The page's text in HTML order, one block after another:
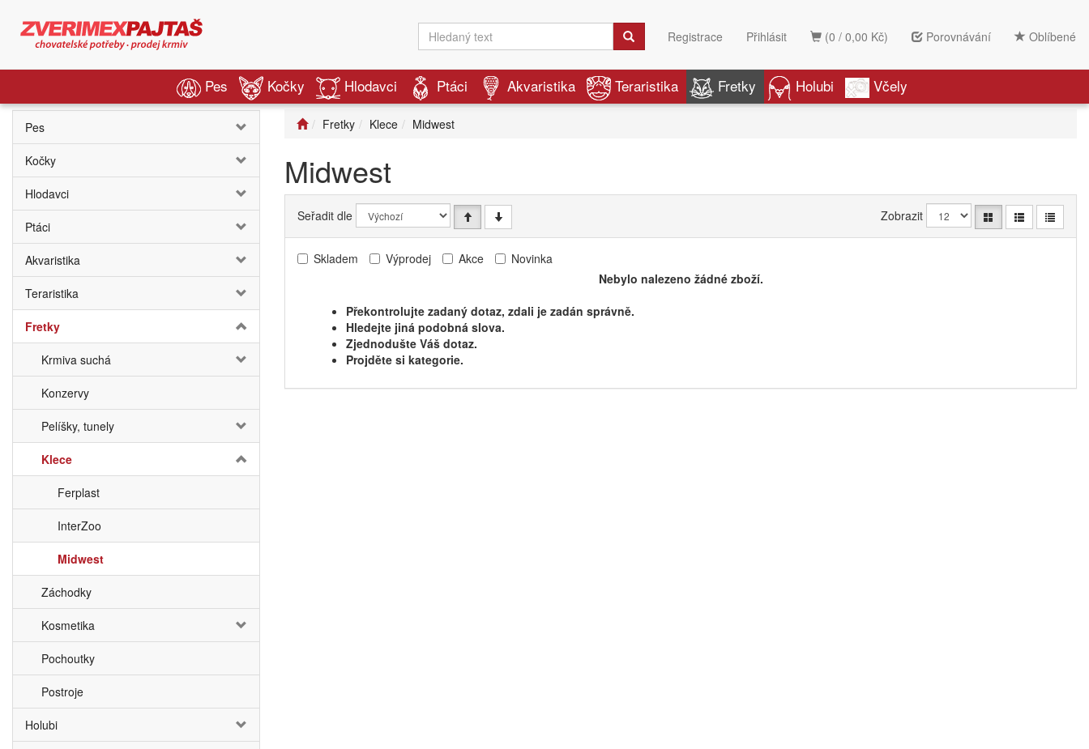
(0 / 0,00 Kč) Porovnávání Oblíbené
Registrace Přihlásit
Pes Kočky Hlodavci Ptáci Akvaristika Teraristika Fretky Holubi Včely
Pes
Kočky
Hlodavci
Ptáci
Akvaristika
Teraristika
Fretky
Krmiva suchá
Konzervy
Pelíšky, tunely
Klece
Ferplast
InterZoo
Midwest
Záchodky
Kosmetika
Pochoutky
Postroje
Holubi
Fretky Klece Midwest
Midwest
Seřadit dle Zobrazit
Skladem Výprodej Akce
Novinka
Nebylo nalezeno žádné zboží.
Překontrolujte zadaný dotaz, zdali je zadán správně.
Hledejte jiná podobná slova.
Zjednodušte Váš dotaz.
Projděte si kategorie.